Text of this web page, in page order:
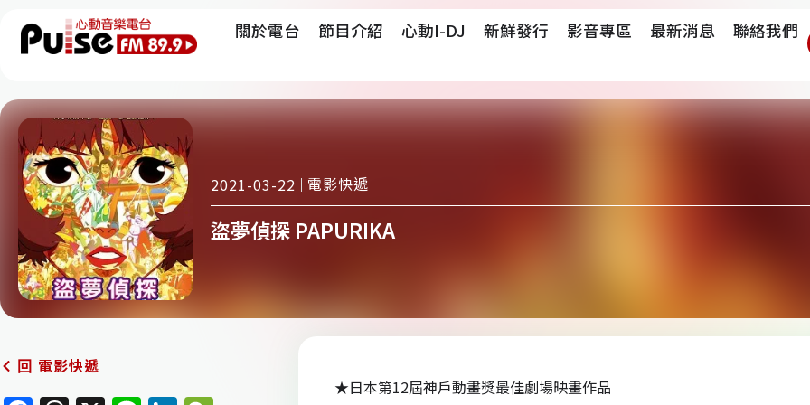
關於電台 節目介紹 心動i-DJ 新鮮發行 影音專區 最新消息 聯絡我們
2021-03-22 電影快遞
盜夢偵探 PAPURIKA
回 電影快遞
★日本第12屆神戶動畫獎最佳劇場映畫作品